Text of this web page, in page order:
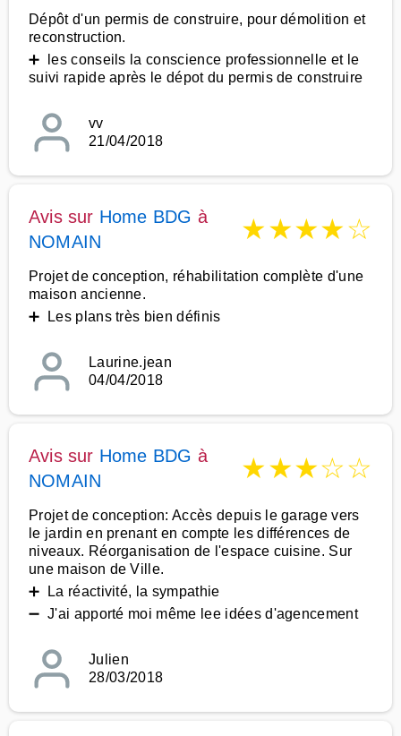
Dépôt d'un permis de construire, pour démolition et
reconstruction.
➕ les conseils la conscience professionnelle et le
suivi rapide après le dépot du permis de construire
vv
21/04/2018
Avis sur Home BDG à
NOMAIN
★★★★☆
Projet de conception, réhabilitation complète d'une
maison ancienne.
➕ Les plans très bien définis
Laurine.jean
04/04/2018
Avis sur Home BDG à
NOMAIN
★★★☆☆
Projet de conception: Accès depuis le garage vers
le jardin en prenant en compte les différences de
niveaux. Réorganisation de l'espace cuisine. Sur
une maison de Ville.
➕ La réactivité, la sympathie
➖ J'ai apporté moi même lee idées d'agencement
Julien
28/03/2018